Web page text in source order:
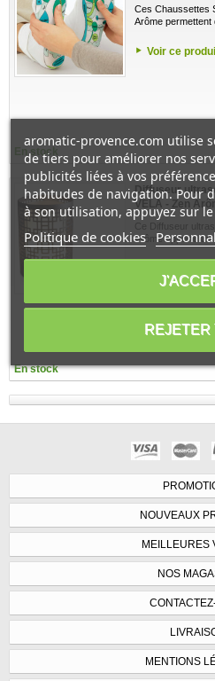
Ces Chaussettes
Arôme permettent
Voir ce
En stock
Diffuseur
VELA - Zen
Ce Diffuseur
Arôme apporte un
En stock
NOUVEAUX
MEILLEURES
NOS
MENTIONS
aromatic-provence.com utilise
de tiers pour améliorer nos
publicités liées à vos
habitudes de navigation. Pour
à son utilisation, appuyez sur
Politique de cookies
REJETER